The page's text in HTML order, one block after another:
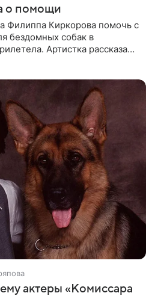
о помощи
Филиппа Киркорова помочь с
бездомных собак в
Артистка рассказала
актеры «Комиссара